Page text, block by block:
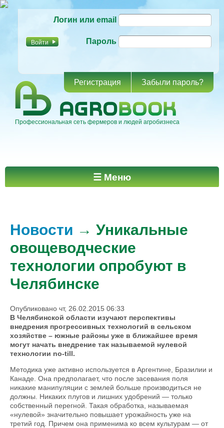
основному
Логин или email
Пароль
Регистрация Забыли пароль?
Профессиональная сеть фермеров и людей агробизнеса
Главное меню ☰ Меню
Новости → Уникальные
овощеводческие
технологии опробуют в
Челябинске
Опубликовано чт, 26.02.2015 06:33
В Челябинской области изучают перспективы
внедрения прогрессивных технологий в сельском
хозяйстве – южные районы уже в ближайшее время
могут начать внедрение так называемой нулевой
технологии no-till.
Методика уже активно используется в Аргентине, Бразилии и
Канаде. Она предполагает, что после засевания поля
никакие манипуляции с землей больше производиться не
должны. Никаких плугов и лишних удобрений — только
собственный перегной. Такая обработка, называемая
«нулевой» значительно повышает урожайность уже на
третий год. Причем она применима ко всем культурам — от